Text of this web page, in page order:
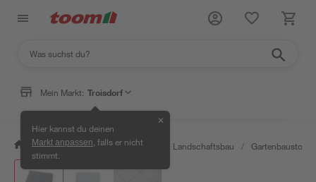
Mein Markt: Troisdorf
Hier kannst du deinen
Markt anpassen , falls er nicht
stimmt.
✕
/ Garten & Freizeit / Gartenbau & Landschaftsbau / Gartenbaustoffe